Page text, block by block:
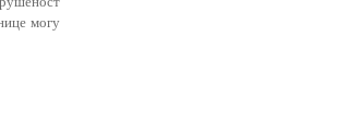
могу